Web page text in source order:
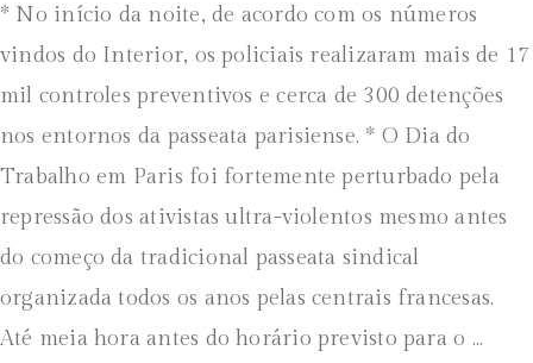
* No início da noite, de acordo com os números
vindos do Interior, os policiais realizaram mais de 17
mil controles preventivos e cerca de 300 detenções
nos entornos da passeata parisiense. * O Dia do
Trabalho em Paris foi fortemente perturbado pela
repressão dos ativistas ultra-violentos mesmo antes
do começo da tradicional passeata sindical
organizada todos os anos pelas centrais francesas.
Até meia hora antes do horário previsto para o ...